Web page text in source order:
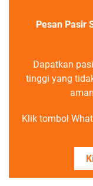
Pesan Pasir
Dapatkan
tinggi yang
Klik tombol